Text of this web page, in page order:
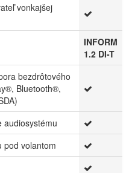
vonkajšej
INFORM
1.2 DI-T
bezdrôtového
Bluetooth®,
audiosystému
pod volantom